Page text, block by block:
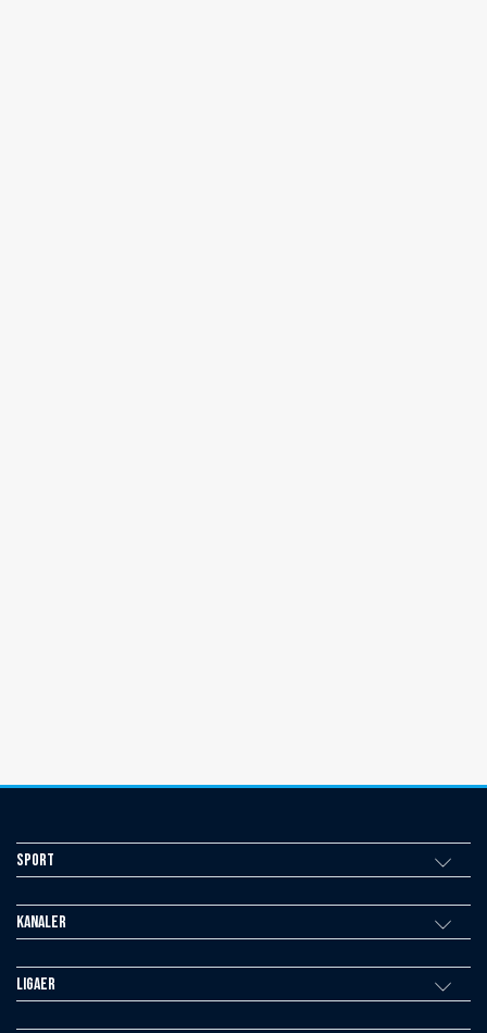
Sport
Kanaler
Ligaer